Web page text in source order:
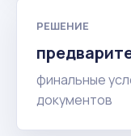
РЕШЕНИЕ
финальные
документов